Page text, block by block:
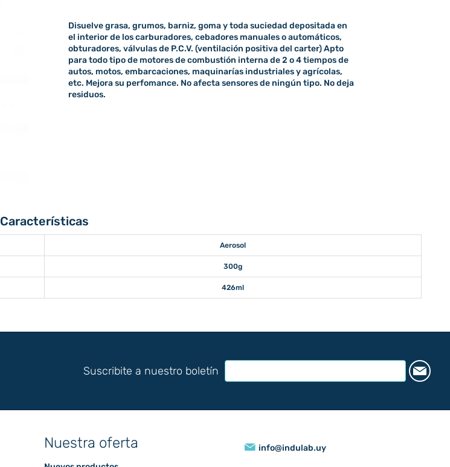
Disuelve grasa, grumos, barniz, goma y toda suciedad depositada en
el interior de los carburadores, cebadores manuales o automáticos,
obturadores, válvulas de P.C.V. (ventilación positiva del carter) Apto
para todo tipo de motores de combustión interna de 2 o 4 tiempos de
autos, motos, embarcaciones, maquinarías industriales y agrícolas,
etc. Mejora su perfomance. No afecta sensores de ningún tipo. No deja
residuos.
Características
Aerosol
300g
426ml
Suscribite a nuestro boletín
Nuestra oferta info@indulab.uy